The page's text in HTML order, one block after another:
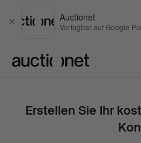
Schließen
Auctionet
Verfügbar auf Google
Erstellen Sie Ihr